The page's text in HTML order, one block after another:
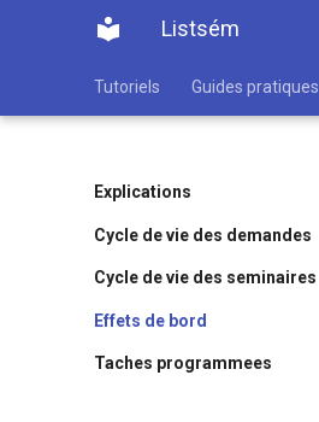
Listsém
Tutoriels Guides pratiques
Explications
Cycle de vie des demandes
Cycle de vie des seminaires
Effets de bord
Taches programmees